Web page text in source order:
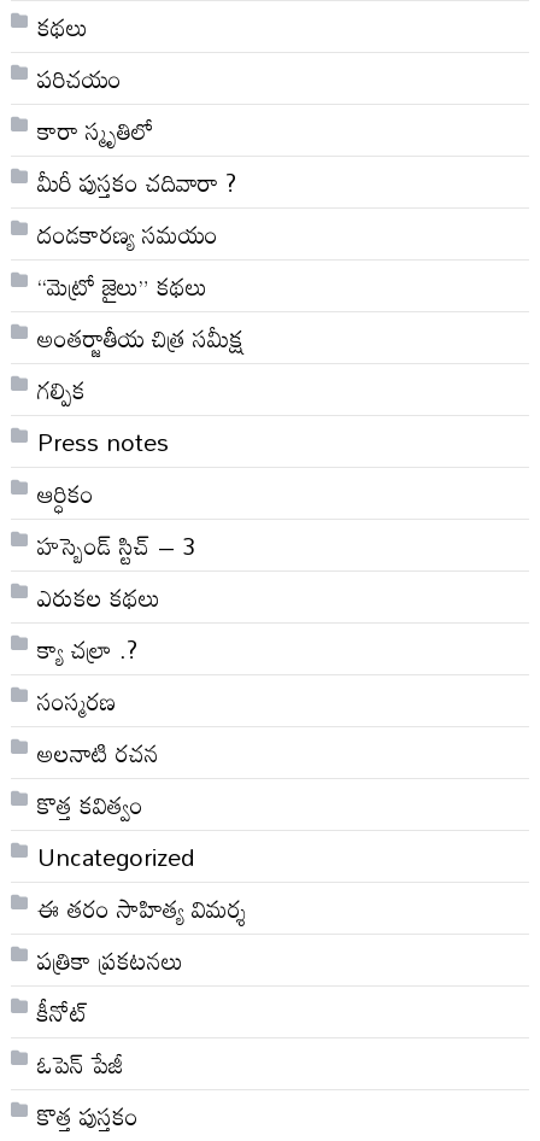
కథలు
పరిచయం
కారా స్మృతిలో
మీరీ పుస్తకం చదివారా ?
దండకారణ్య సమయం
“మెట్రో జైలు” కథలు
అంతర్జాతీయ చిత్ర సమీక్ష
గల్పిక
Press notes
ఆర్ధికం
హస్బెండ్ స్టిచ్ – 3
ఎరుకల కథలు
క్యా చల్రా .?
సంస్మరణ
అలనాటి రచన
కొత్త కవిత్వం
Uncategorized
ఈ తరం సాహిత్య విమర్శ
పత్రికా ప్రకటనలు
కీనోట్
ఓపెన్ పేజీ
కొత్త పుస్తకం